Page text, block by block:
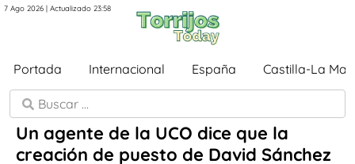
7 Ago 2026 | Actualizado 23:58
Portada Internacional España Castilla-La
Un agente de la UCO dice que la
creación de puesto de David Sánchez